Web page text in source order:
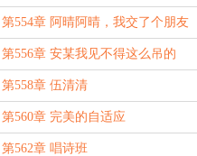
第554章 阿晴阿晴，我交了个朋友
哇！
第556章 安某我见不得这么吊的
第558章 伍清清
第560章 完美的自适应
第562章 唱诗班